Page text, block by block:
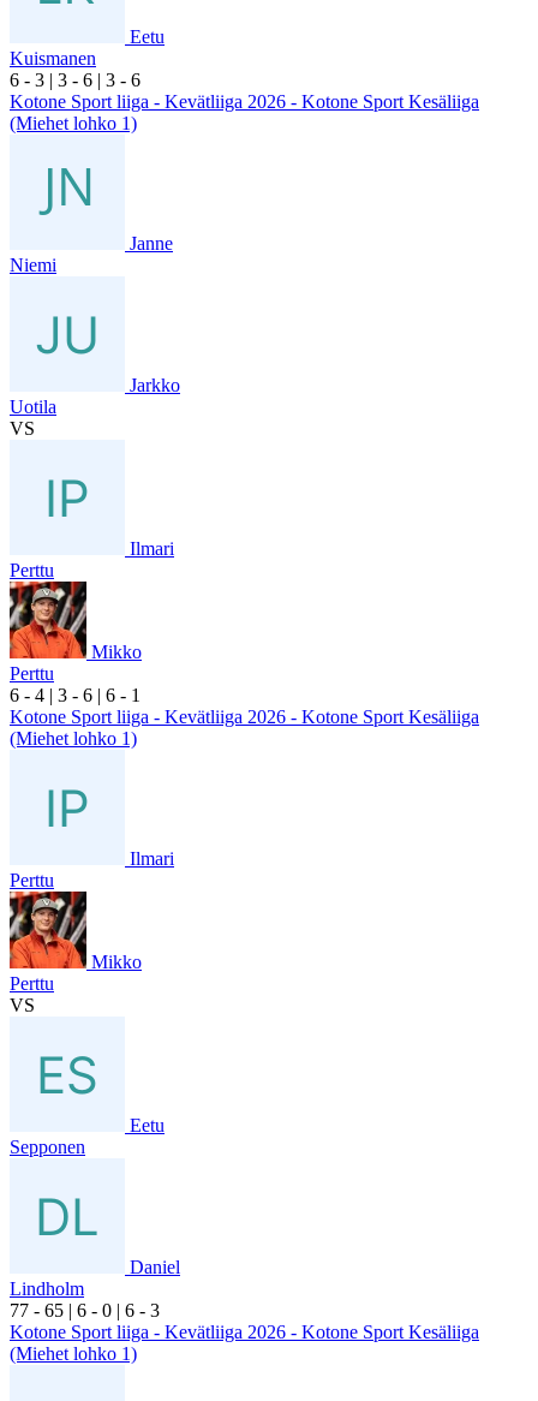
Eetu
Kuismanen
6 - 3 | 3 - 6 | 3 - 6
Kotone Sport liiga - Kevätliiga 2026 - Kotone Sport Kesäliiga
(Miehet lohko 1)
Janne
Niemi
Jarkko
Uotila
VS
Ilmari
Perttu
Mikko
Perttu
6 - 4 | 3 - 6 | 6 - 1
Kotone Sport liiga - Kevätliiga 2026 - Kotone Sport Kesäliiga
(Miehet lohko 1)
Ilmari
Perttu
Mikko
Perttu
VS
Eetu
Sepponen
Daniel
Lindholm
77 - 65 | 6 - 0 | 6 - 3
Kotone Sport liiga - Kevätliiga 2026 - Kotone Sport Kesäliiga
(Miehet lohko 1)